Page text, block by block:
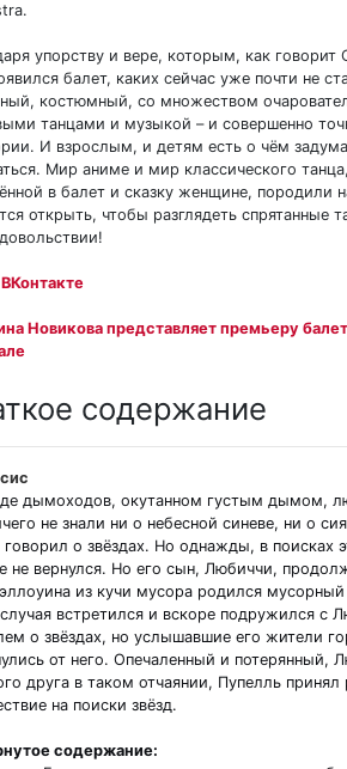
упорству и вере, которым, как говорит
балет, каких сейчас уже почти не
костюмный, со множеством
танцами и музыкой – и совершенно
И взрослым, и детям есть о чём
Мир аниме и мир классического
в балет и сказку женщине, породили
открыть, чтобы разглядеть спрятанные
Новикова представляет премьеру
содержание
дымоходов, окутанном густым дымом,
не знали ни о небесной синеве, ни о
говорил о звёздах. Но однажды, в поисках
не вернулся. Но его сын, Любиччи,
из кучи мусора родился
встретился и вскоре подружился
о звёздах, но услышавшие его жители
от него. Опечаленный и потерянный,
друга в таком отчаянии, Пупелль
на поиски звёзд.
содержание: